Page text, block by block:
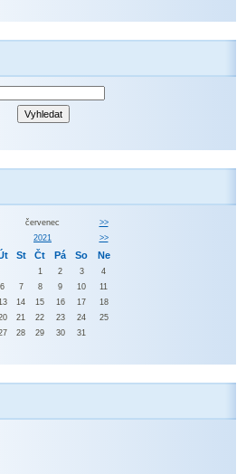
červenec
>>
2021 >>
St Čt Pá So Ne
1 2 3
4
6 7 8 9 10
11
13 14 15 16 17
18
21 22 23 24
25
28 29 30 31